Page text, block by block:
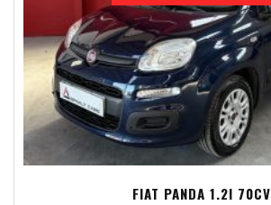
FIAT PANDA 1.2I 70CV